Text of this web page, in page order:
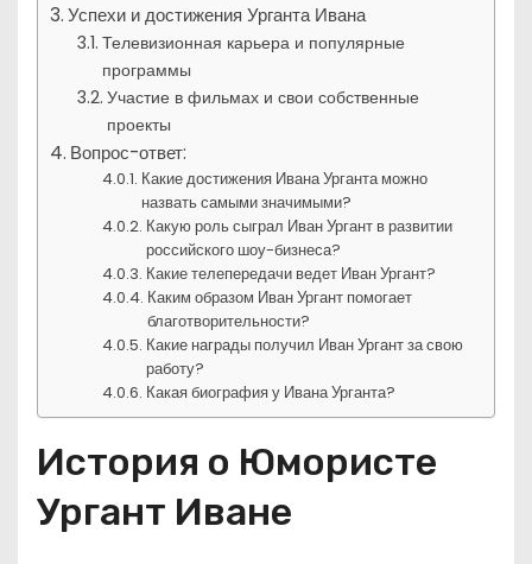
Успехи и достижения Урганта Ивана
Телевизионная карьера и популярные
программы
Участие в фильмах и свои собственные
проекты
Вопрос-ответ:
Какие достижения Ивана Урганта можно
назвать самыми значимыми?
Какую роль сыграл Иван Ургант в развитии
российского шоу-бизнеса?
Какие телепередачи ведет Иван Ургант?
Каким образом Иван Ургант помогает
благотворительности?
Какие награды получил Иван Ургант за свою
работу?
Какая биография у Ивана Урганта?
История о Юмористе
Ургант Иване